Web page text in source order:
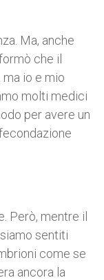
Ma, anche
che il
io e mio
molti medici
per avere un
Però, mentre il
sentiti
come se
ancora la